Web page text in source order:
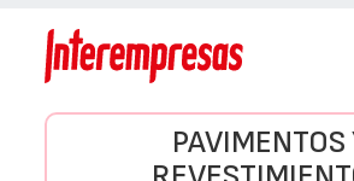
PAVIMENTOS